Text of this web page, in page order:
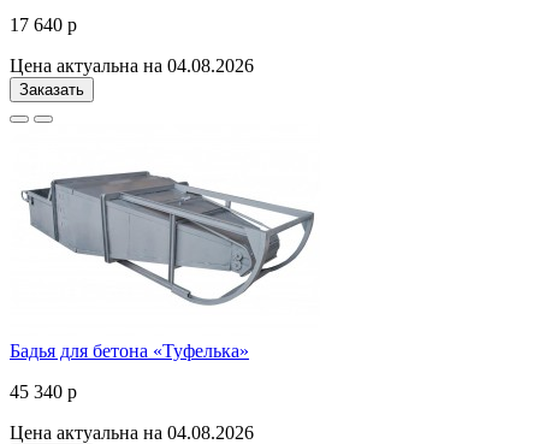
17 640 р
Цена актуальна на 04.08.2026
Заказать
Бадья для бетона «Туфелька»
45 340 р
Цена актуальна на 04.08.2026